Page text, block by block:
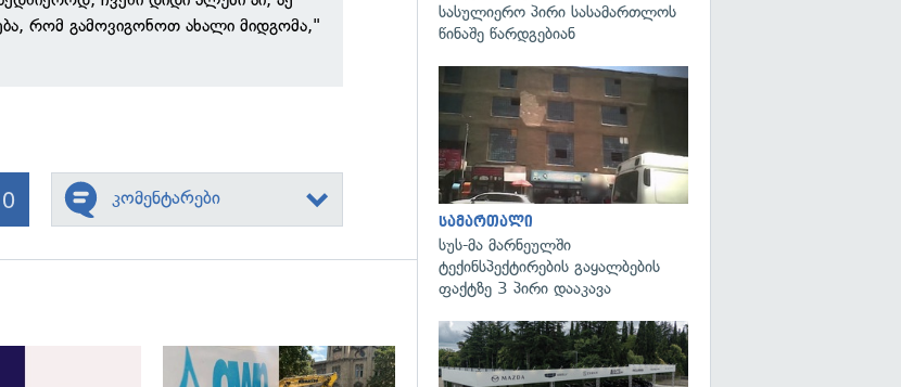
რომ გამოვიგონოთ ახალი მიდგომა,"
0 კომენტარები
გადახედვა გადახედვა
სასულიერო პირი სასამართლოს
წინაშე წარდგებიან
სამართალი
სუს-მა მარნეულში
ტექინსპექტირების გაყალბების
ფაქტზე 3 პირი დააკავა